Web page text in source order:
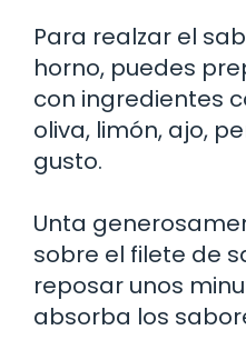
Para realzar el
horno, puedes
con ingredientes
oliva, limón, ajo,
gusto.
Unta
sobre el filete de
reposar unos
absorba los